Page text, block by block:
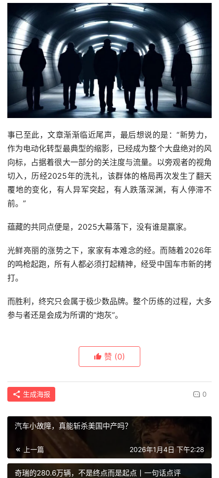
事已至此，文章渐渐临近尾声，最后想说的是：“新势力，
作为电动化转型最典型的缩影，已经成为整个大盘绝对的风
向标，占据着很大一部分的关注度与流量。以旁观者的视角
切入，历经2025年的洗礼，该群体的格局再次发生了翻天
覆地的变化，有人异军突起，有人跌落深渊，有人停滞不
前。”
蕴藏的共同点便是，2025大幕落下，没有谁是赢家。
光鲜亮丽的涨势之下，家家有本难念的经。而随着2026年
的鸣枪起跑，所有人都必须打起精神，经受中国车市新的拷
打。
而胜利，终究只会属于极少数品牌。整个历练的过程，大多
参与者还是会成为所谓的“炮灰”。
赞 (0)
生成海报 0
汽车小故障，真能斩杀美国中产吗？
上一篇 2026年1月4日 下午2:28
奇瑞的280.6万辆，不是终点而是起点丨一句话点评